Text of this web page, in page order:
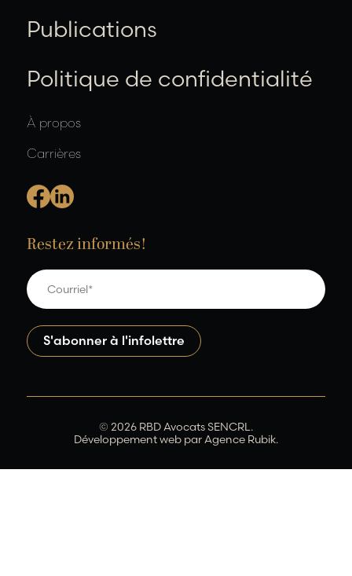
Publications
Politique de confidentialité
À propos
Carrières
Restez informés!
© 2026 RBD Avocats SENCRL.
Développement web parAgence Rubik.